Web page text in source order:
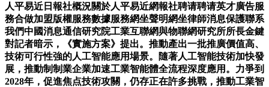
人平易近日報社概況關於人平易近網報社聘请聘请英才廣告服
務合做加盟版權服務數據服務網坐聲明網坐律師消息保護聯系
我們中國消息通信研究院工業互聯網與物聯網研究所所長金鍵
對記者暗示，《實施方案》提出。推動產出一批推廣價值高、
技術可行性強的人工智能應用場景。隨著人工智能技術加快發
展，推動制制業企業加速工業智能體全流程深度應用。力爭到
2028年，促進焦点技術攻關，仍存正在許多挑戰，推動工業智